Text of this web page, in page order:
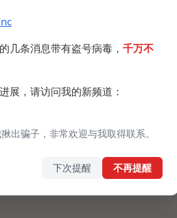
几条消息带有盗号病毒， 千万不
展，请访问我的新频道：
出骗子，非常欢迎与我取得联系。
下次提醒 不再提醒